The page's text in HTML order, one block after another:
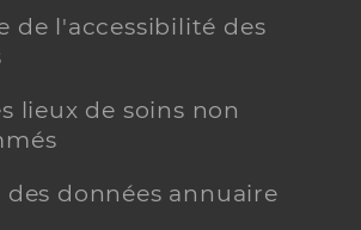
de l'accessibilité des
lieux de soins non
des données annuaire